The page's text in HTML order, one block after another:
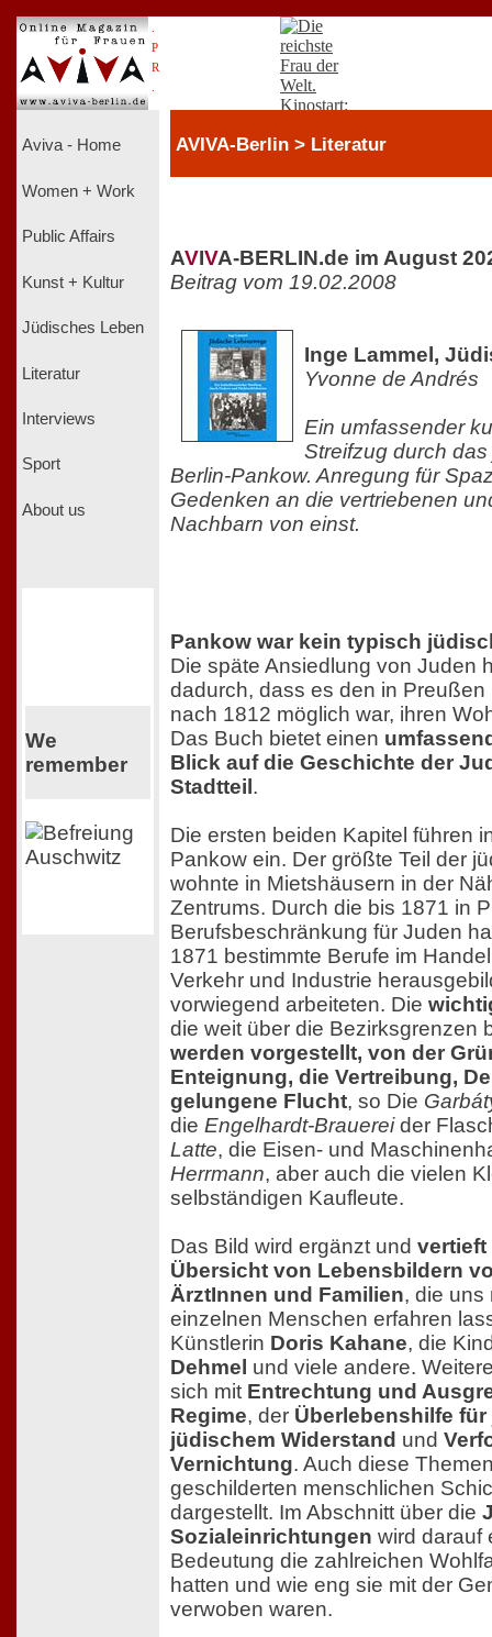
P
R
Aviva - Home
Women + Work
Public Affairs
Kunst + Kultur
Jüdisches Leben
Literatur
Interviews
Sport
About us
We
remember
AVIVA-Berlin > Literatur
AVIVA-BERLIN.de im August
Beitrag vom 19.02.2008
Inge Lammel,
Yvonne de Andrés
Ein umfassender
Streifzug durch
Berlin-Pankow. Anregung für
Gedenken an die vertriebenen
Nachbarn von einst.
Pankow war kein typisch
Die späte Ansiedlung von Juden
dadurch, dass es den in
nach 1812 möglich war, ihren
Das Buch bietet einen
Blick auf die Geschichte der
Stadtteil .
Die ersten beiden Kapitel führen
Pankow ein. Der größte Teil der
wohnte in Mietshäusern in der
Zentrums. Durch die bis 1871 in
Berufsbeschränkung für Juden
1871 bestimmte Berufe im
Verkehr und Industrie
vorwiegend arbeiteten. Die
die weit über die Bezirksgrenzen
werden vorgestellt, von der
Enteignung, die Vertreibung,
gelungene Flucht, so Die
die Engelhardt-Brauereider
Latte, die Eisen- und
Herrmann, aber auch die vielen
selbständigen Kaufleute.
Das Bild wird ergänzt und vertieft
Übersicht von Lebensbildern
ÄrztInnen und Familien, die uns
einzelnen Menschen erfahren
Künstlerin Doris Kahane, die
Dehmel und viele andere.
sich mit Entrechtung und
Regime, der Überlebenshilfe
jüdischem Widerstand und
Vernichtung. Auch diese
geschilderten menschlichen
dargestellt. Im Abschnitt über die
Sozialeinrichtungen wird darauf
Bedeutung die zahlreichen
hatten und wie eng sie mit der
verwoben waren.